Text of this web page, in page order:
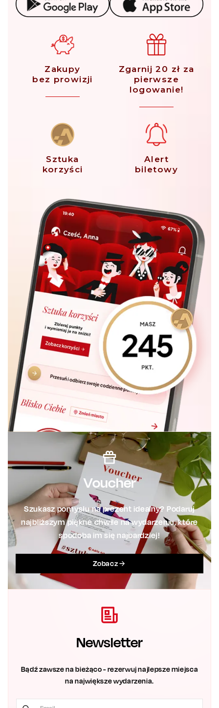
Zakupy
bez prowizji
Zgarnij 20 zł za
pierwsze
logowanie!
Sztuka
korzyści
Alert
biletowy
Voucher
Szukasz pomysłu na prezent idealny? Podaruj
najbliższym piękne chwile na wydarzeniu, które
spodoba im się najbardziej!
Zobacz
Newsletter
Bądź zawsze na bieżąco - rezerwuj najlepsze miejsca
na największe wydarzenia.